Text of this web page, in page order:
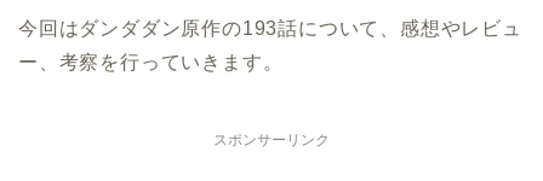
今回はダンダダン原作の193話について、感想やレビュ
ー、考察を行っていきます。
スポンサーリンク